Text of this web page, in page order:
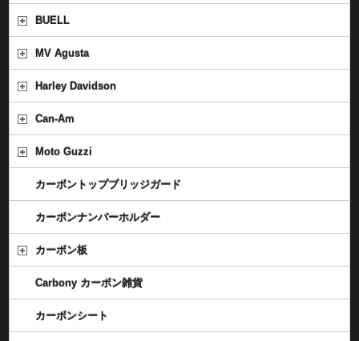
BUELL
MV Agusta
Harley Davidson
Can-Am
Moto Guzzi
カーボントップブリッジガード
カーボンナンバーホルダー
カーボン板
Carbony カーボン雑貨
カーボンシート